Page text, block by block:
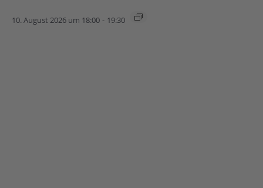
10. August 2026 um 18:00 - 19:30